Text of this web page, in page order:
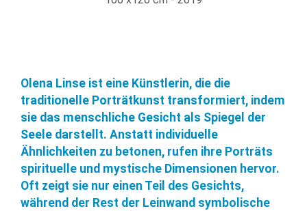
Olena Linse ist eine Künstlerin, die die
traditionelle Porträtkunst transformiert, indem
sie das menschliche Gesicht als Spiegel der
Seele darstellt. Anstatt individuelle
Ähnlichkeiten zu betonen, rufen ihre Porträts
spirituelle und mystische Dimensionen hervor.
Oft zeigt sie nur einen Teil des Gesichts,
während der Rest der Leinwand symbolische